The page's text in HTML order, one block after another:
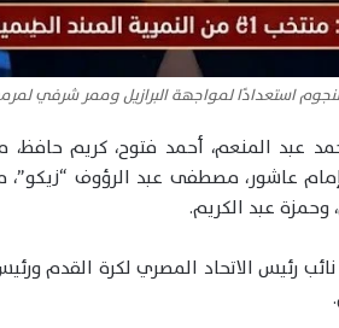
استعدادًا لمواجهة البرازيل وممر شرفي
عبد المنعم، أحمد فتوح، كريم حافظ،
عاشور، مصطفى عبد الرؤوف “زيكو”،
عبد الكريم.
رئيس الاتحاد المصري لكرة القدم